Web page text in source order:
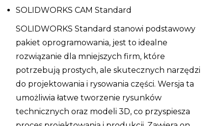
SOLIDWORKS CAM Standard
SOLIDWORKS Standard stanowi podstawowy
pakiet oprogramowania, jest to idealne
rozwiązanie dla mniejszych firm, które
potrzebują prostych, ale skutecznych narzędzi
do projektowania i rysowania części. Wersja ta
umożliwia łatwe tworzenie rysunków
technicznych oraz modeli 3D, co przyspiesza